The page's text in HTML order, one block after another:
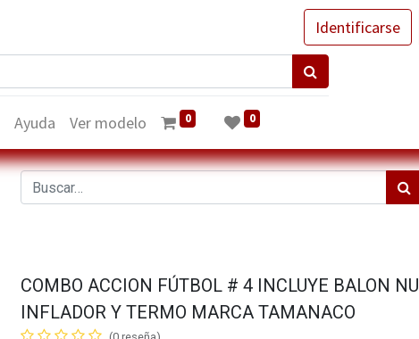
Identificarse
Ayuda Ver modelo 0 0
COMBO ACCION FÚTBOL # 4 INCLUYE BALON
INFLADOR Y TERMO MARCA TAMANACO